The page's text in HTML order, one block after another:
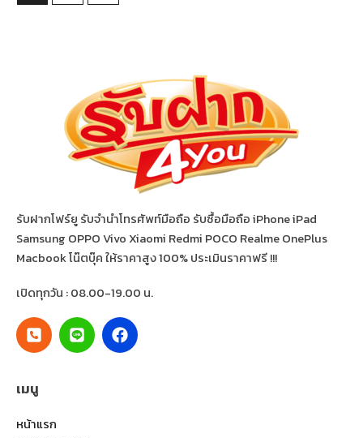
รับฝากโฟร์ยู รับจำนำโทรศัพท์มือถือ รับซื้อมือถือ iPhone iPad
Samsung OPPO Vivo Xiaomi Redmi POCO Realme OnePlus
Macbook โน๊ตบุ๊ค ให้ราคาสูง 100% ประเมินราคาฟรี !!!
เปิดทุกวัน : 08.00-19.00 น.
เมนู
หน้าแรก